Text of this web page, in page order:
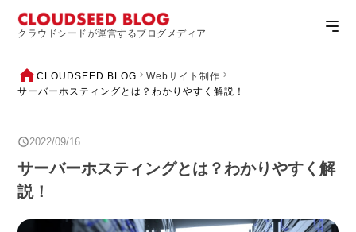
クラウドシードが運営するブログメディア
CLOUDSEED BLOG
Webサイト制作
サーバーホスティングとは？わかりやすく解説！
2022/09/16
サーバーホスティングとは？わかりやすく解
説！